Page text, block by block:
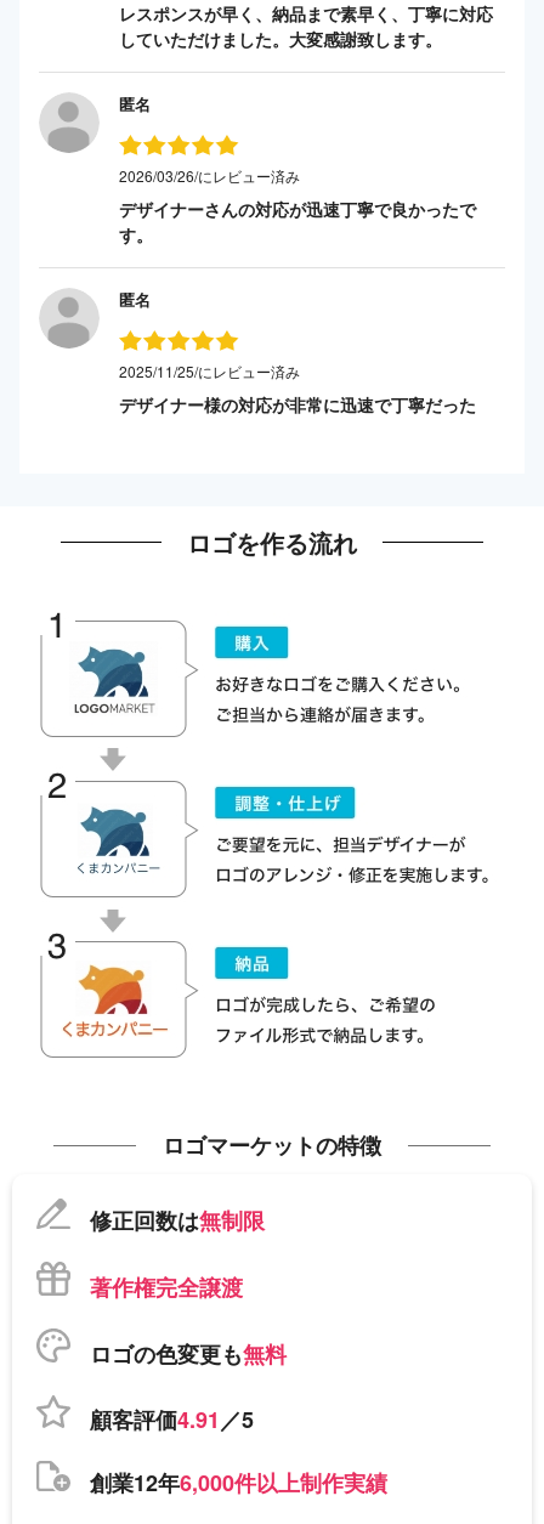
レスポンスが早く、納品まで素早く、丁寧に対応
していただけました。大変感謝致します。
匿名
2026/03/26/にレビュー済み
デザイナーさんの対応が迅速丁寧で良かったで
す。
匿名
2025/11/25/にレビュー済み
デザイナー様の対応が非常に迅速で丁寧だった
ロゴを作る流れ
ロゴマーケットの特徴
修正回数は無制限
著作権完全譲渡
ロゴの色変更も無料
顧客評価4.91／5
創業12年6,000件以上制作実績